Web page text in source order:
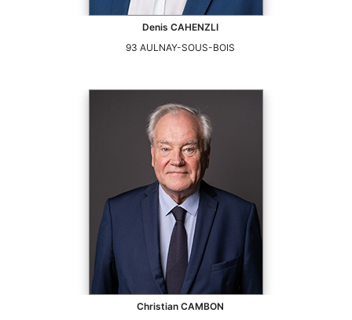
Denis CAHENZLI
93 AULNAY-SOUS-BOIS
Christian CAMBON